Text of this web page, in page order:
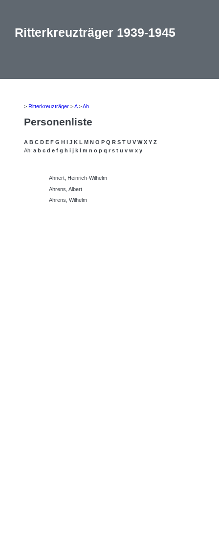
Ritterkreuzträger 1939-1945
> Ritterkreuzträger >A>Ah
Personenliste
A B C D E F G H I J K L M N O P Q R S T U V W X Y Z
Ah: a b c d e f g h i j k l m n o p q r s t u v w x y
Ahnert, Heinrich-Wilhelm
Ahrens, Albert
Ahrens, Wilhelm